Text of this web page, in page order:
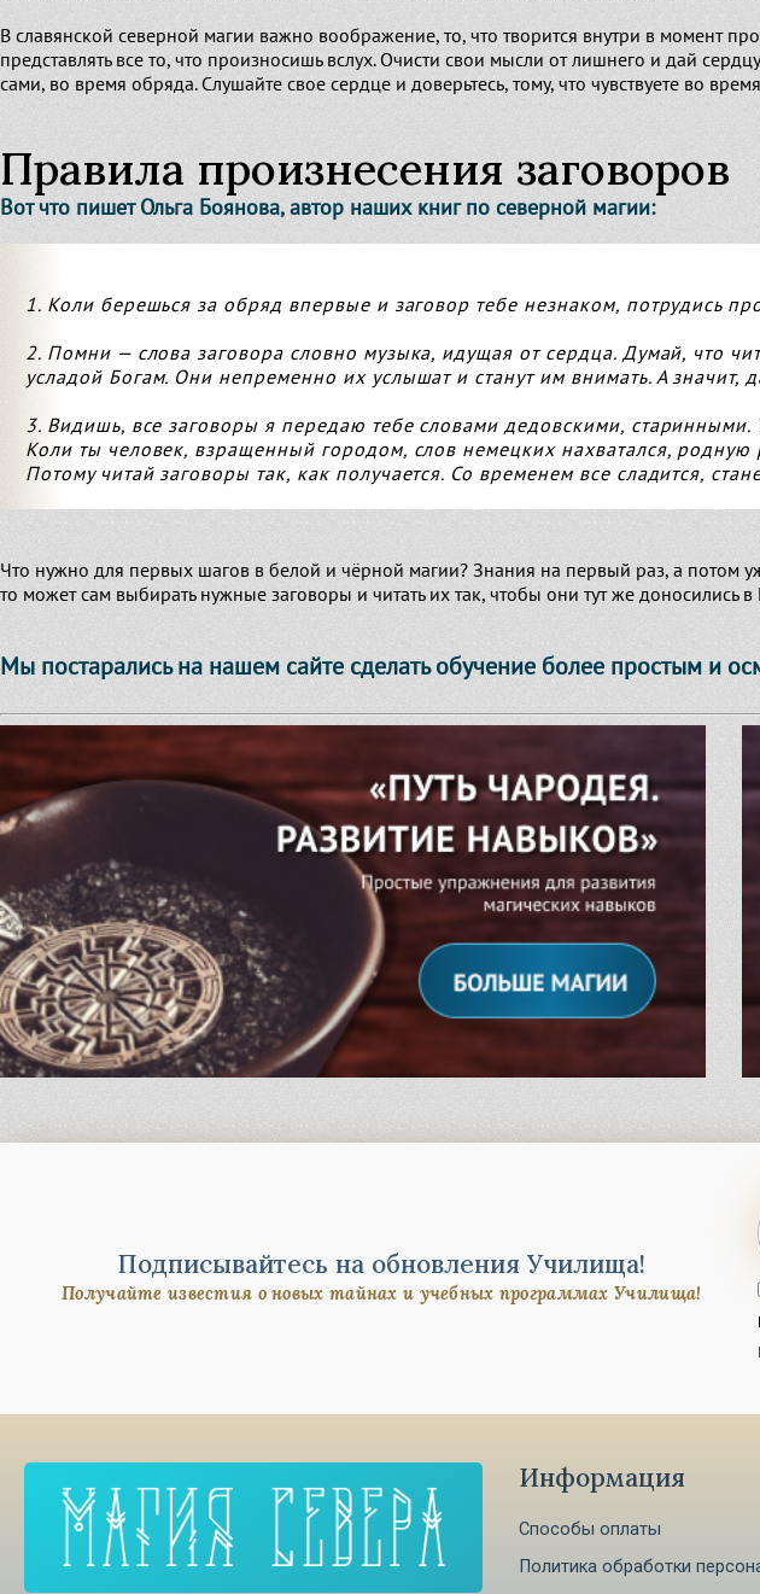
В славянской северной магии важно воображение, то, что творится внутри в момент
представлять все то, что произносишь вслух. Очисти свои мысли от лишнего и дай
сами, во время обряда. Слушайте свое сердце и доверьтесь, тому, что чувствуете во
Правила произнесения заговоров
Вот что пишет Ольга Боянова, автор наших книг по северной магии:
1. Коли берешься за обряд впервые и заговор тебе незнаком, потрудись
2. Помни — слова заговора словно музыка, идущая от сердца. Думай, что
усладой Богам. Они непременно их услышат и станут им внимать. А значит,
3. Видишь, все заговоры я передаю тебе словами дедовскими,
Коли ты человек, взращенный городом, слов немецких нахватался,
Потому читай заговоры так, как получается. Со временем все сладится,
Что нужно для первых шагов в белой и чёрной магии? Знания на первый раз, а потом
то может сам выбирать нужные заговоры и читать их так, чтобы они тут же доносились
Мы постарались на нашем сайте сделать обучение более простым и
Подписывайтесь на обновления Училища!
Получайте известия о новых тайнах и учебных программах Училища!
Информация
Способы оплаты
Политика обработки